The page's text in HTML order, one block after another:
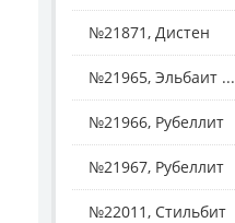
№21871, Дистен
№21965, Эльбаит ...
№21966, Рубеллит
№21967, Рубеллит
№22011, Стильбит